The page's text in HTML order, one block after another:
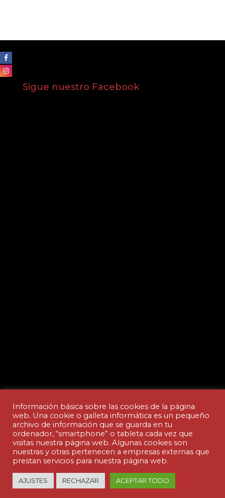
Sigue nuestro Facebook
Aviso legal y Política de privacidad
© Copyright - ACADEMIA CEDES | made by
nuteco
Información básica sobre las cookies de la página
web. Una cookie o galleta informática es un pequeño
archivo de información que se guarda en tu
ordenador, “smartphone” o tableta cada vez que
visitas nuestra página web. Algunas cookies son
nuestras y otras pertenecen a empresas externas que
prestan servicios para nuestra página web.
AJUSTES RECHAZAR ACEPTAR TODO